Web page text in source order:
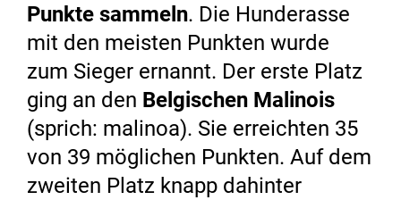
Punkte sammeln. Die Hunderasse
mit den meisten Punkten wurde
zum Sieger ernannt. Der erste Platz
ging an den Belgischen Malinois
(sprich: malinoa). Sie erreichten 35
von 39 möglichen Punkten. Auf dem
zweiten Platz knapp dahinter